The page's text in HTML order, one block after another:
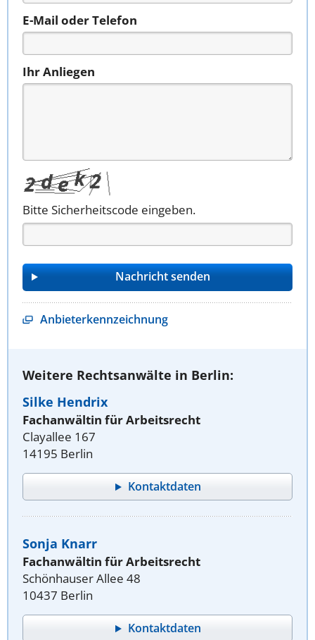
E-Mail oder Telefon
Ihr Anliegen
Bitte Sicherheitscode eingeben.
Anbieterkennzeichnung
Weitere Rechtsanwälte in Berlin:
Silke Hendrix
Fachanwältin für Arbeitsrecht
Clayallee 167
14195 Berlin
Kontaktdaten
Sonja Knarr
Fachanwältin für Arbeitsrecht
Schönhauser Allee 48
10437 Berlin
Kontaktdaten